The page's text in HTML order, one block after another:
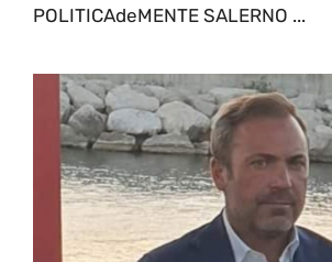
POLITICAdeMENTE SALERNO ...